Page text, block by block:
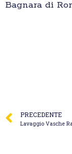
Bagnara di
PRECEDENTE